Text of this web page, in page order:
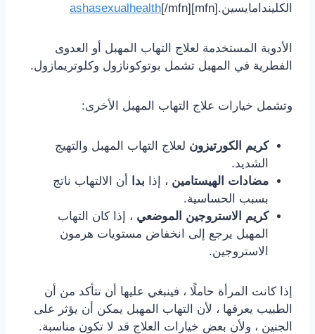
الكليندامايسين.[mfn]
ashasexualhealth[/mfn]
الأدوية المستخدمة لعلاج التهاب المهبل أو العدوى
الفطرية في المهبل تشمل بوتوكونازول وكلوتريمازول.
وتشمل خيارات علاج التهاب المهبل الأخرى:
كريم الكورتيزون لعلاج التهاب المهبل والتهيج
الشديد.
مضادات الهيستامين ، إذا بدا
أن الالتهاب ناتج
بسبب الحساسية.
كريم الاستروجين الموضعي ، إذا كان التهاب
المهبل يرجع إلى انخفاض مستويات هرمون
الاستروجين.
إذا كانت المرأة حاملًا ، فينبغي عليها أن تتأكد من أن
الطبيب يعرفها ، لأن التهاب المهبل يمكن أن يؤثر على
الجنين ، ولأن بعض خيارات العلاج قد لا تكون مناسبة.